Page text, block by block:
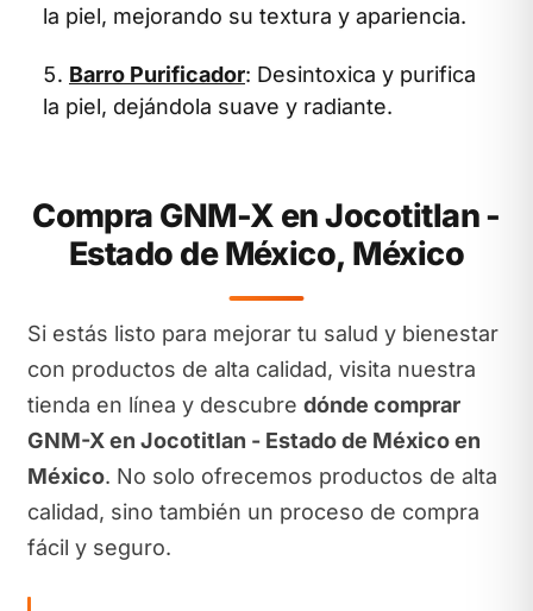
la piel, mejorando su textura y apariencia.
Barro Purificador: Desintoxica y purifica
la piel, dejándola suave y radiante.
Compra GNM-X en Jocotitlan -
Estado de México, México
Si estás listo para mejorar tu salud y bienestar
con productos de alta calidad, visita nuestra
tienda en línea y descubre dónde comprar
GNM-X en Jocotitlan - Estado de México en
México. No solo ofrecemos productos de alta
calidad, sino también un proceso de compra
fácil y seguro.